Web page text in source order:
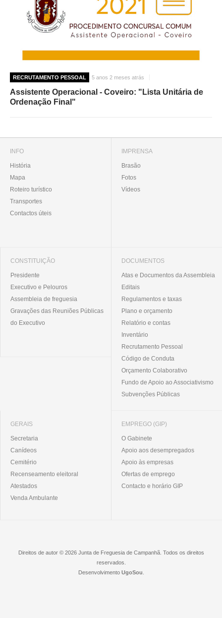
RECRUTAMENTO PESSOAL 5 anos 2 meses atrás
Assistente Operacional - Coveiro: "Lista Unitária de
Ordenação Final"
INFO
História
Mapa
Roteiro turístico
Transportes
Contactos úteis
IMPRENSA
Brasão
Fotos
Vídeos
CONSTITUIÇÃO
Presidente
Executivo e Pelouros
Assembleia de freguesia
Gravações das Reuniões Públicas
do Executivo
DOCUMENTOS
Atas e Documentos da Assembleia
Editais
Regulamentos e taxas
Plano e orçamento
Relatório e contas
Inventário
Recrutamento Pessoal
Código de Conduta
Orçamento Colaborativo
Fundo de Apoio ao Associativismo
Subvenções Públicas
GERAIS
Secretaria
Canídeos
Cemitério
Recenseamento eleitoral
Atestados
Venda Ambulante
EMPREGO (GIP)
O Gabinete
Apoio aos desempregados
Apoio às empresas
Ofertas de emprego
Contacto e horário GIP
Direitos de autor © 2026 Junta de Freguesia de Campanhã. Todos os direitos
reservados.
Desenvolvimento UgoSou